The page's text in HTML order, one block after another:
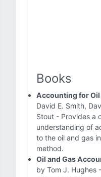
Books
Accounting for Oil
David E. Smith,
Stout - Provides a
understanding of
to the oil and gas
method.
Oil and Gas
by Tom J. Hughes